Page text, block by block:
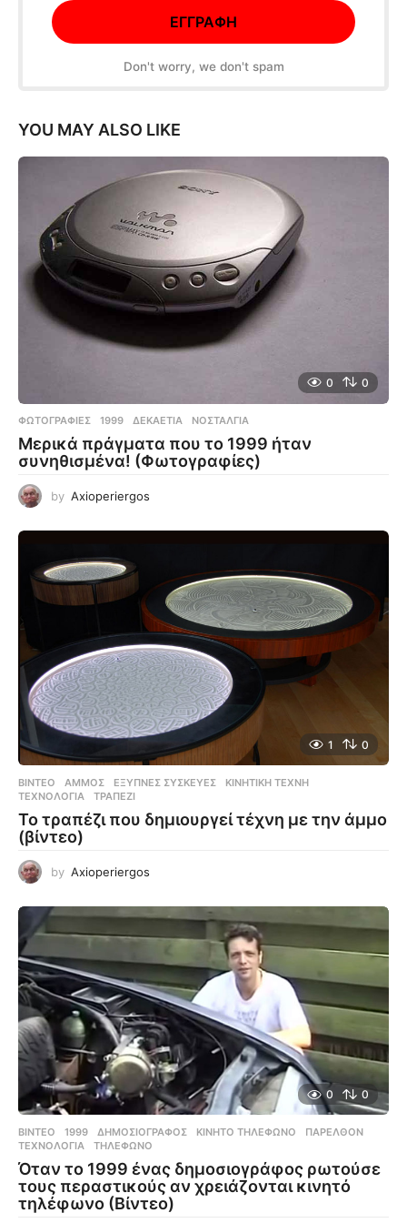
Don't worry, we don't spam
YOU MAY ALSO LIKE
0 0
ΦΩΤΟΓΡΑΦΊΕΣ 1999 ,ΔΕΚΑΕΤΊΑ ,ΝΟΣΤΑΛΓΊΑ
Μερικά πράγματα που το 1999 ήταν
συνηθισμένα! (Φωτογραφίες)
by Axioperiergos
1 0
ΒΊΝΤΕΟ ΆΜΜΟΣ ,ΈΞΥΠΝΕΣ ΣΥΣΚΕΥΈΣ ,ΚΙΝΗΤΙΚΉ ΤΈΧΝΗ
ΤΕΧΝΟΛΟΓΊΑ
,ΤΡΑΠΈΖΙ
Το τραπέζι που δημιουργεί τέχνη με την άμμο
(βίντεο)
by Axioperiergos
0 0
ΒΊΝΤΕΟ 1999 ,ΔΗΜΟΣΙΟΓΡΆΦΟΣ ,ΚΙΝΗΤΌ ΤΗΛΈΦΩΝΟ ,ΠΑΡΕΛΘΌΝ
ΤΕΧΝΟΛΟΓΊΑ
,ΤΗΛΈΦΩΝΟ
Όταν το 1999 ένας δημοσιογράφος ρωτούσε
τους περαστικούς αν χρειάζονται κινητό
τηλέφωνο (Βίντεο)